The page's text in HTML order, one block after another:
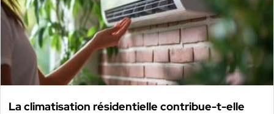
La climatisation résidentielle contribue-t-elle